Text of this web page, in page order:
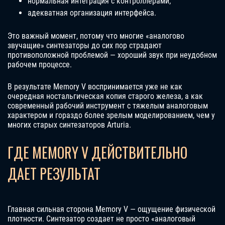
адекватная организация интерфейса.
Это важный момент, потому что многие «аналогово
звучащие» синтезаторы до сих пор страдают
противоположной проблемой — хороший звук при неудобном
рабочем процессе.
В результате Memory V воспринимается уже не как
очередная ностальгическая копия старого железа, а как
современный рабочий инструмент с тяжелым аналоговым
характером и гораздо более зрелым моделированием, чем у
многих старых синтезаторов Arturia.
ГДЕ MEMORY V ДЕЙСТВИТЕЛЬНО
ДАЕТ РЕЗУЛЬТАТ
Главная сильная сторона Memory V — ощущение физической
плотности. Синтезатор создает не просто «аналоговый